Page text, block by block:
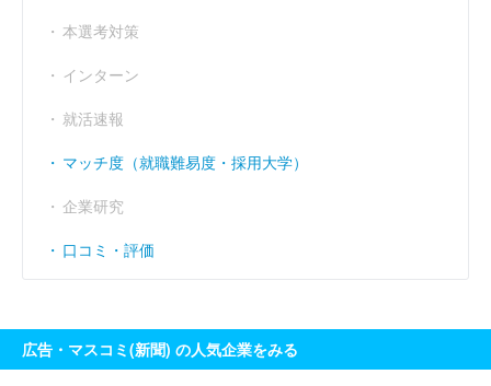
経常利益率
本選考対策
インターン
就活速報
マッチ度（就職難易度・採用大学）
企業研究
口コミ・評価
広告・マスコミ(新聞) の人気企業をみる